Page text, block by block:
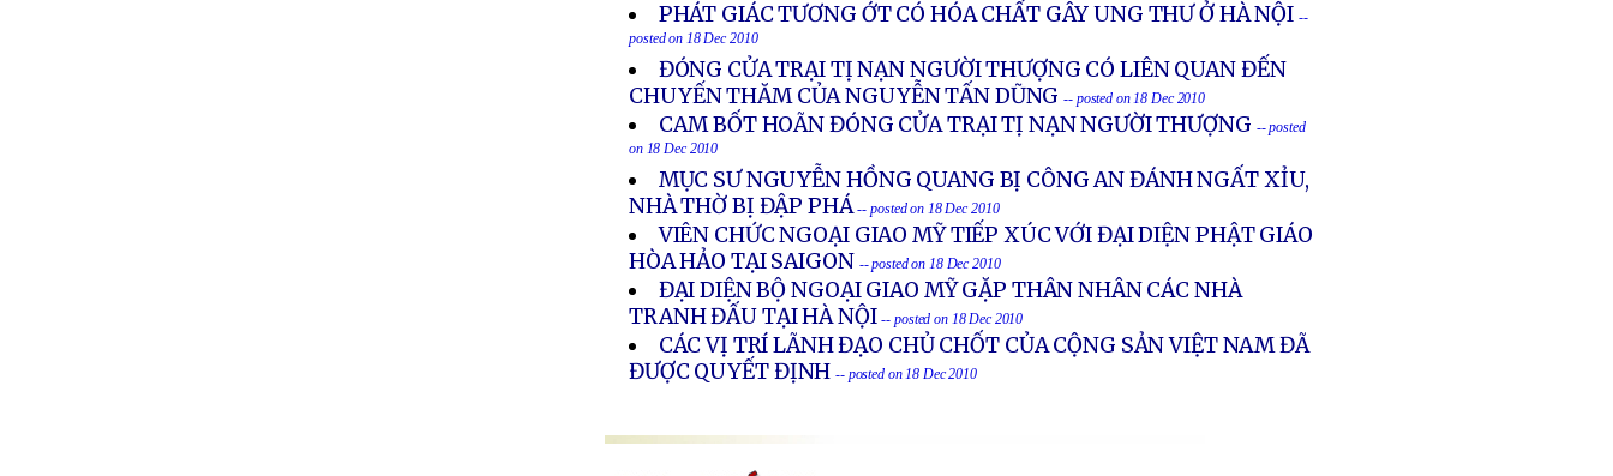
PHÁT GIÁC TƯƠNG ỚT CÓ HÓA CHẤT GÂY UNG THƯ Ở HÀ NỘI --
posted on 18 Dec 2010
ĐÓNG CỬA TRẠI TỊ NẠN NGƯỜI THƯỢNG CÓ LIÊN QUAN ĐẾN
CHUYẾN THĂM CỦA NGUYỄN TẤN DŨNG -- posted on 18 Dec 2010
CAM BỐT HOÃN ĐÓNG CỬA TRẠI TỊ NẠN NGƯỜI THƯỢNG -- posted
on 18 Dec 2010
MỤC SƯ NGUYỄN HỒNG QUANG BỊ CÔNG AN ĐÁNH NGẤT XỈU,
NHÀ THỜ BỊ ĐẬP PHÁ -- posted on 18 Dec 2010
VIÊN CHỨC NGOẠI GIAO MỸ TIẾP XÚC VỚI ĐẠI DIỆN PHẬT GIÁO
HÒA HẢO TẠI SAIGON -- posted on 18 Dec 2010
ĐẠI DIỆN BỘ NGOẠI GIAO MỸ GẶP THÂN NHÂN CÁC NHÀ
TRANH ĐẤU TẠI HÀ NỘI -- posted on 18 Dec 2010
CÁC VỊ TRÍ LÃNH ĐẠO CHỦ CHỐT CỦA CỘNG SẢN VIỆT NAM ĐÃ
ĐƯỢC QUYẾT ĐỊNH -- posted on 18 Dec 2010